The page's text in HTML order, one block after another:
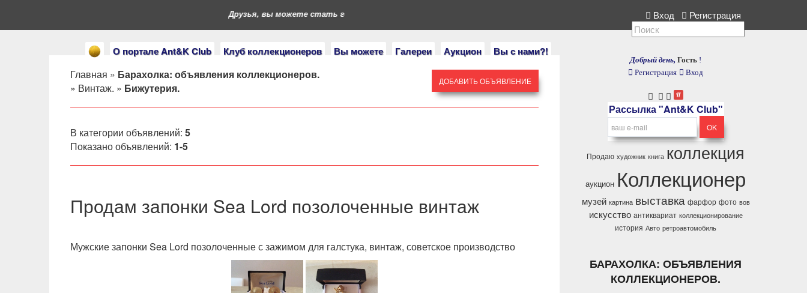
О портале Ant&K Club Клуб коллекционеров Вы можете Галереи Аукцион Вы с нами?!
Друзья, вы можете стать героями нашего портала. Если у вас есть коллекция, расскажите нам. Вход Регистрация
Главная » Барахолка: объявления коллекционеров.
» Винтаж. » Бижутерия.
ДОБАВИТЬ ОБЪЯВЛЕНИЕ
В категории объявлений: 5
Показано объявлений: 1-5
Продам запонки Sea Lord позолоченные винтаж
Мужские запонки Sea Lord позолоченные с зажимом для галстука, винтаж, советское производство
Добрый день, Гость !
Регистрация
Вход
Рассылка "Ant&K Club"
Продаю художник книга коллекция
аукцион Коллекционер
музей картина выставка фарфор фото вов
искусство антиквариат коллекционирование
история Авто ретроавтомобиль
БАРАХОЛКА: ОБЪЯВЛЕНИЯ
КОЛЛЕКЦИОНЕРОВ.